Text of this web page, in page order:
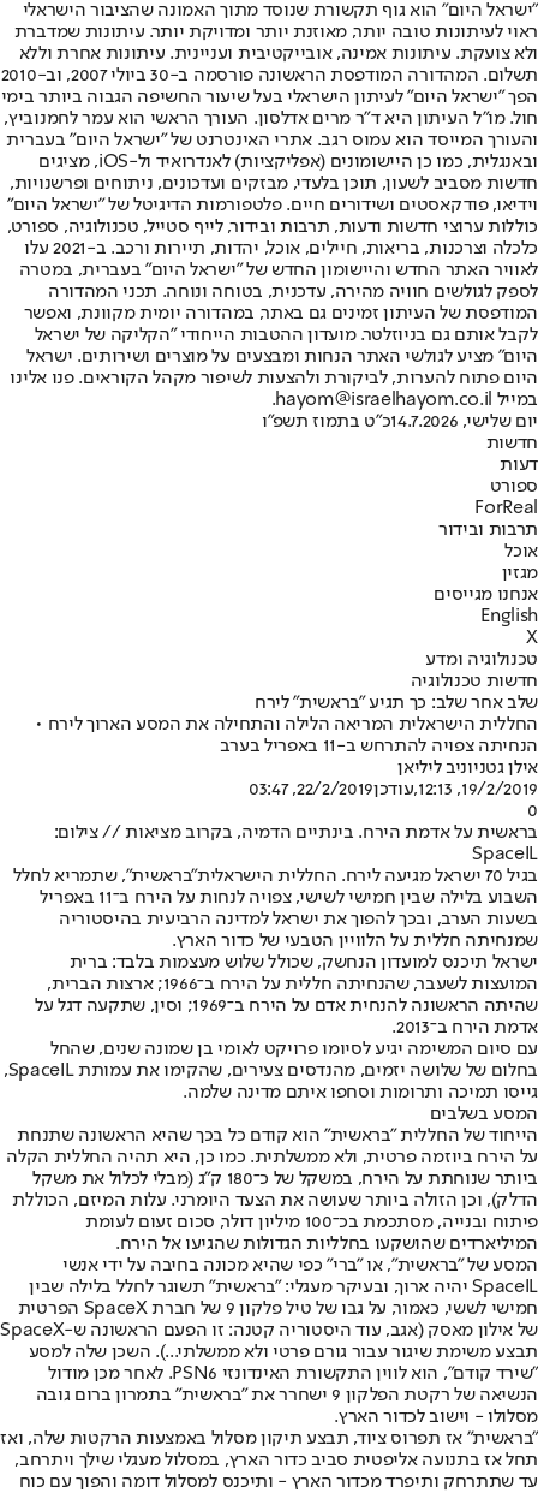
"ישראל היום" הוא גוף תקשורת שנוסד מתוך האמונה שהציבור הישראלי
ראוי לעיתונות טובה יותר, מאוזנת יותר ומדויקת יותר. עיתונות שמדברת
ולא צועקת. עיתונות אמינה, אובייקטיבית ועניינית. עיתונות אחרת וללא
תשלום. המהדורה המודפסת הראשונה פורסמה ב-30 ביולי 2007, וב-2010
הפך "ישראל היום" לעיתון הישראלי בעל שיעור החשיפה הגבוה ביותר בימי
חול. מו"ל העיתון היא ד"ר מרים אדלסון. העורך הראשי הוא עמר לחמנוביץ,
והעורך המייסד הוא עמוס רגב. אתרי האינטרנט של "ישראל היום" בעברית
ובאנגלית, כמו כן היישומונים (אפליקציות) לאנדרואיד ול-iOS, מציגים
חדשות מסביב לשעון, תוכן בלעדי, מבזקים ועדכונים, ניתוחים ופרשנויות,
וידיאו, פודקאסטים ושידורים חיים. פלטפורמות הדיגיטל של "ישראל היום"
כוללות ערוצי חדשות ודעות, תרבות ובידור, לייף סטייל, טכנולוגיה, ספורט,
כלכלה וצרכנות, בריאות, חיילים, אוכל, יהדות, תיירות ורכב. ב-2021 עלו
לאוויר האתר החדש והיישומון החדש של "ישראל היום" בעברית, במטרה
לספק לגולשים חוויה מהירה, עדכנית, בטוחה ונוחה. תכני המהדורה
המודפסת של העיתון זמינים גם באתר, במהדורה יומית מקוונת, ואפשר
לקבל אותם גם בניוזלטר. מועדון ההטבות הייחודי "הקליקה של ישראל
היום" מציע לגולשי האתר הנחות ומבצעים על מוצרים ושירותים. ישראל
היום פתוח להערות, לביקורת ולהצעות לשיפור מקהל הקוראים. פנו אלינו
במייל hayom@israelhayom.co.il.
יום שלישי, 14.7.2026
כ"ט בתמוז תשפ"ו
חדשות
דעות
ספורט
ForReal
תרבות ובידור
אוכל
מגזין
אנחנו מגייסים
English
X
טכנולוגיה ומדע
חדשות טכנולוגיה
שלב אחר שלב: כך תגיע "בראשית" לירח
החללית הישראלית המריאה הלילה והתחילה את המסע הארוך לירח •
הנחיתה צפויה להתרחש ב-11 באפריל בערב
אילן גטניוניב ליליאן
19/2/2019, 12:13
,עודכן22/2/2019, 03:47
0
בראשית על אדמת הירח. בינתיים הדמיה, בקרוב מציאות // צילום:
SpaceIL
בגיל 70 ישראל מגיעה לירח. החללית הישראלית
"בראשית", שתמריא לחלל
השבוע בלילה שבין חמישי לשישי, צפויה לנחות על הירח ב־11 באפריל
בשעות הערב, ובכך להפוך את ישראל למדינה הרביעית בהיסטוריה
שמנחיתה חללית על הלוויין הטבעי של כדור הארץ.
ישראל תיכנס למועדון הנחשק, שכולל שלוש מעצמות בלבד: ברית
המועצות לשעבר, שהנחיתה חללית על הירח ב־1966; ארצות הברית,
שהיתה הראשונה להנחית אדם על הירח ב־1969; וסין, שתקעה דגל על
אדמת הירח ב־2013.
עם סיום המשימה יגיע לסיומו פרויקט לאומי בן שמונה שנים, שהחל
בחלום של שלושה יזמים, מהנדסים צעירים, שהקימו את עמותת SpaceIL,
גייסו תמיכה ותרומות וסחפו איתם מדינה שלמה.
המסע בשלבים
הייחוד של החללית "בראשית" הוא קודם כל בכך שהיא הראשונה שתנחת
על הירח ביוזמה פרטית, ולא ממשלתית. כמו כן, היא תהיה החללית הקלה
ביותר שנוחתת על הירח, במשקל של כ־180 ק"ג (מבלי לכלול את משקל
הדלק), וכן הזולה ביותר שעושה את הצעד היומרני. עלות המיזם, הכוללת
פיתוח ובנייה, מסתכמת בכ־100 מיליון דולר, סכום זעום לעומת
המיליארדים שהושקעו בחלליות הגדולות שהגיעו אל הירח.
המסע של "בראשית", או "ברי" כפי שהיא מכונה בחיבה על ידי אנשי
SpaceIL יהיה ארוך, ובעיקר מעגלי: "בראשית" תשוגר לחלל בלילה שבין
חמישי לששי, כאמור, על גבו של טיל פלקון 9 של חברת SpaceX הפרטית
של אילון מאסק (אגב, עוד היסטוריה קטנה: זו הפעם הראשונה ש-SpaceX
תבצע משימת שיגור עבור גורם פרטי ולא ממשלתי...). השכן שלה למסע
"שירד קודם", הוא לווין התקשורת האינדונזי PSN6. לאחר מכן מודול
הנשיאה של רקטת הפלקון 9 ישחרר את "בראשית" בתמרון ברום גובה
מסלולו - וישוב לכדור הארץ.
"בראשית" אז תפרוס ציוד, תבצע תיקון מסלול באמצעות הרקטות שלה, ואז
תחל אז בתנועה אליפטית סביב כדור הארץ, במסלול מעגלי שילך ויתרחב,
עד שתתרחק ותיפרד מכדור הארץ - ותיכנס למסלול דומה והפוך עם כוח